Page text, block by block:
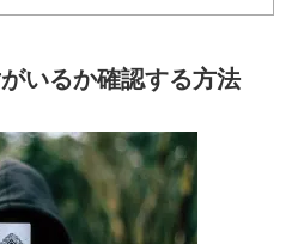
いるか確認する方法